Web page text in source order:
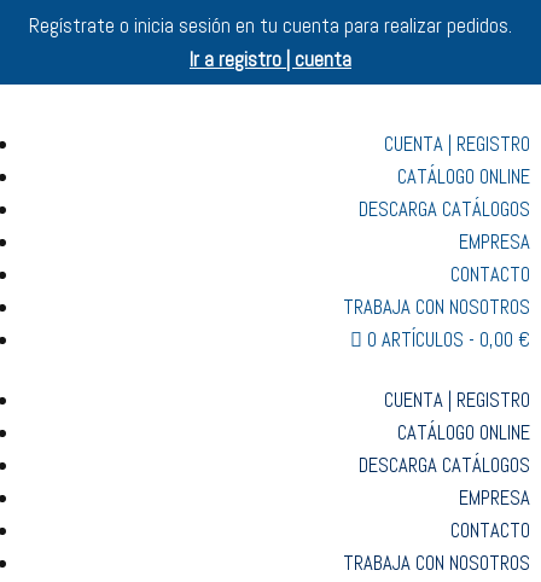
Regístrate o inicia sesión en tu cuenta para realizar pedidos.
Ir a registro | cuenta
CUENTA | REGISTRO
CATÁLOGO ONLINE
DESCARGA CATÁLOGOS
EMPRESA
CONTACTO
TRABAJA CON NOSOTROS
0 ARTÍCULOS
0,00 €
CUENTA | REGISTRO
CATÁLOGO ONLINE
DESCARGA CATÁLOGOS
EMPRESA
CONTACTO
TRABAJA CON NOSOTROS